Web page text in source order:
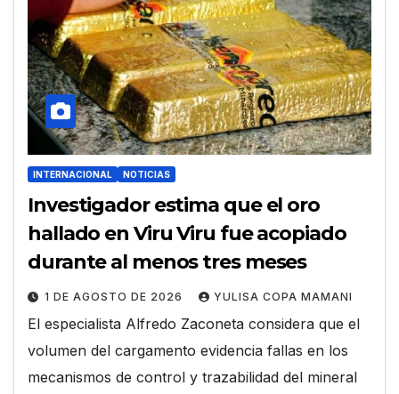
INTERNACIONAL NOTICIAS
Investigador estima que el oro
hallado en Viru Viru fue acopiado
durante al menos tres meses
1 DE AGOSTO DE 2026 YULISA COPA MAMANI
El especialista Alfredo Zaconeta considera que el
volumen del cargamento evidencia fallas en los
mecanismos de control y trazabilidad del mineral